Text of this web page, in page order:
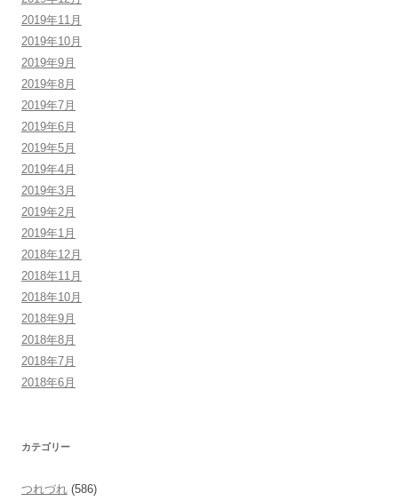
2019年11月
2019年10月
2019年9月
2019年8月
2019年7月
2019年6月
2019年5月
2019年4月
2019年3月
2019年2月
2019年1月
2018年12月
2018年11月
2018年10月
2018年9月
2018年8月
2018年7月
2018年6月
カテゴリー
つれづれ (586)